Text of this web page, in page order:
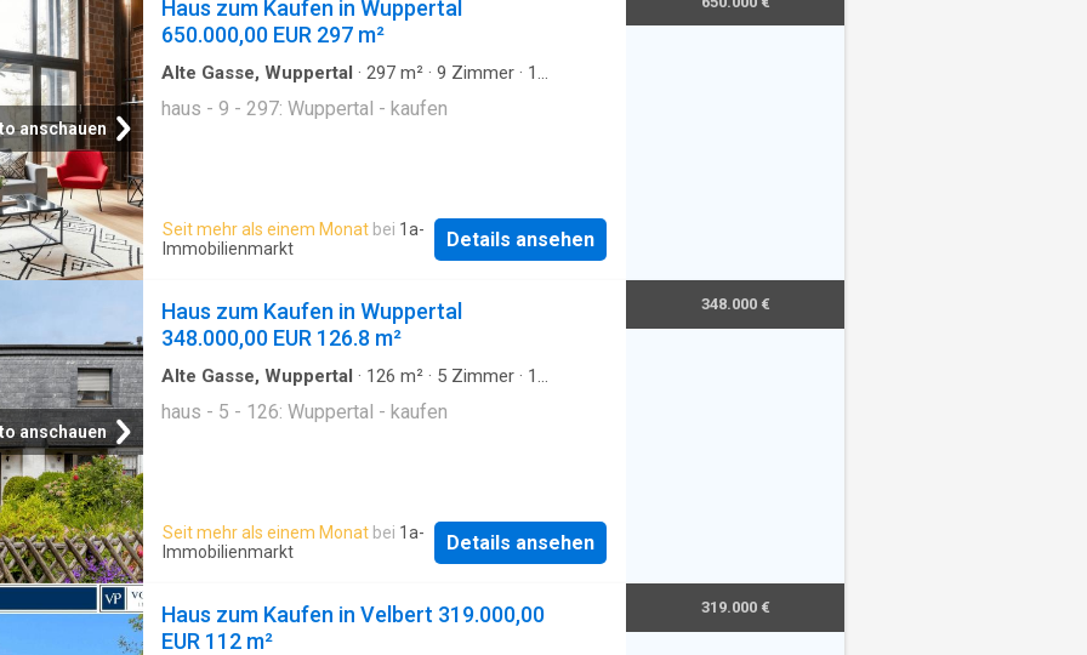
anschauen
Haus zum Kaufen in Wuppertal
650.000,00 EUR 297 m²
Alte Gasse, Wuppertal · 297 m² · 9 Zimmer · 1
haus - 9 - 297: Wuppertal - kaufen
Seit mehr als einem Monat bei 1a-
Immobilienmarkt
Details ansehen
anschauen
Haus zum Kaufen in Wuppertal
348.000,00 EUR 126.8 m²
Alte Gasse, Wuppertal · 126 m² · 5 Zimmer · 1
haus - 5 - 126: Wuppertal - kaufen
Seit mehr als einem Monat bei 1a-
Immobilienmarkt
Details ansehen
348.000 €
Haus zum Kaufen in Velbert 319.000,00
EUR 112 m²
319.000 €